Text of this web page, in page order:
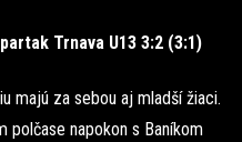
Trnava U13 3:2 (3:1)
majú za sebou aj mladší žiaci.
polčase napokon s Baníkom